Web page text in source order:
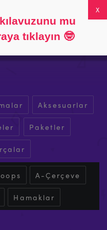
0
Aksesuarlar
Paketler
A-Çerçeve
Hamaklar
mu
tıklayın 🤓